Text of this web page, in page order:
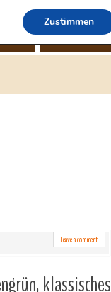
über mich
Leave a comment
klassisches
Zustimmen